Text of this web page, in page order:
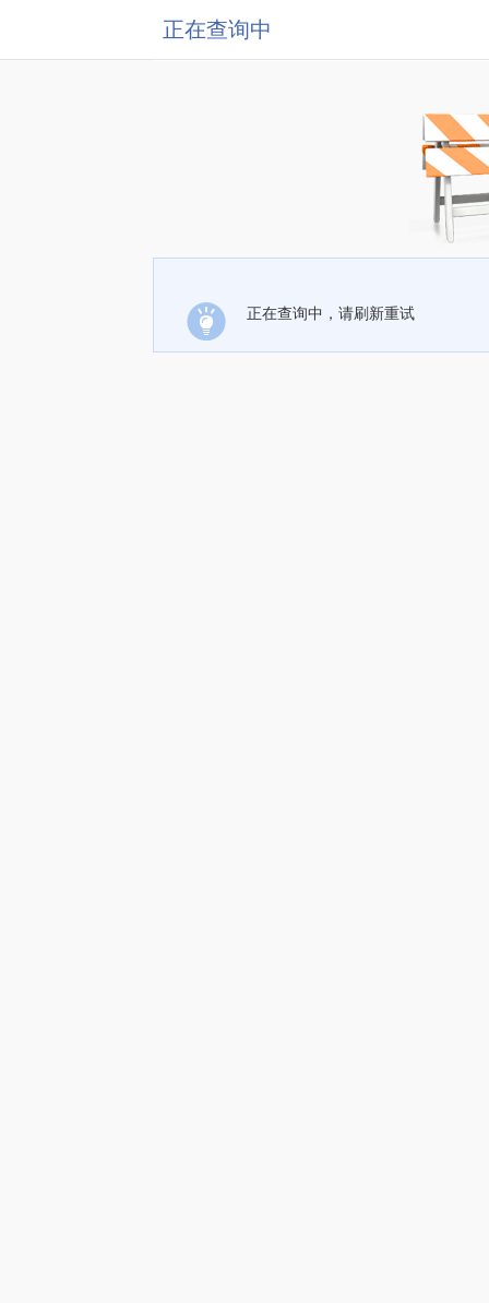
正在查询中
正在查询中，请刷新重试